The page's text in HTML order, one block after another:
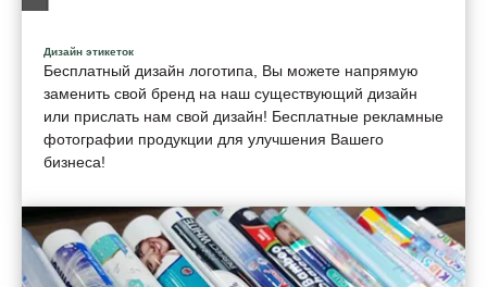
Дизайн этикеток
Бесплатный дизайн логотипа, Вы можете напрямую
заменить свой бренд на наш существующий дизайн
или прислать нам свой дизайн! Бесплатные рекламные
фотографии продукции для улучшения Вашего
бизнеса!